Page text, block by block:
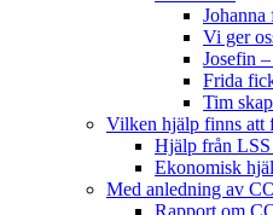
Vi ger
Josefin
Frida
Tim
Vilken hjälp finns att
Hjälp från
Ekonomisk
Med anledning av
Rapport om